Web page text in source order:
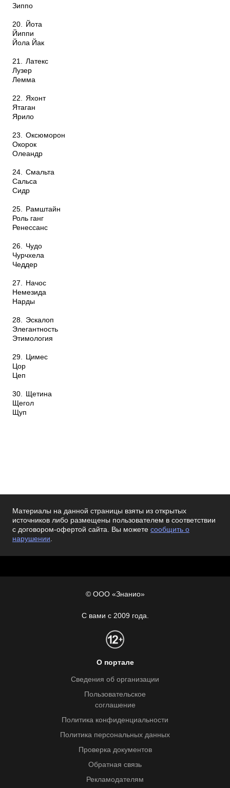
Зиппо
20. Йота
Йиппи
Йола Йак
21. Латекс
Лузер
Лемма
22. Яхонт
Ятаган
Ярило
23. Оксюморон
Окорок
Олеандр
24. Смальта
Сальса
Сидр
25. Рамштайн
Роль ганг
Ренессанс
26. Чудо
Чурчхела
Чеддер
27. Начос
Немезида
Нарды
28. Эскалоп
Элегантность
Этимология
29. Цимес
Цор
Цеп
30. Щетина
Щегол
Щуп
Материалы на данной страницы взяты из открытых
источников либо размещены пользователем в соответствии
с договором-офертой сайта. Вы можете сообщить о
нарушении.
© ООО «Знанио»
С вами с 2009 года.
О портале
Сведения об организации
Пользовательское
соглашение
Политика конфиденциальности
Политика персональных данных
Проверка документов
Обратная связь
Рекламодателям